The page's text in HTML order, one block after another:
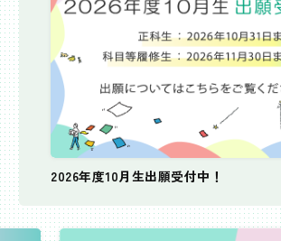
2026年度10月生出願受付中！